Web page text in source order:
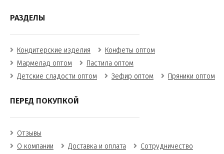
РАЗДЕЛЫ
Кондитерские изделия
Конфеты оптом
Мармелад оптом
Пастила оптом
Детские сладости оптом
Зефир оптом Пряники оптом
ПЕРЕД ПОКУПКОЙ
Отзывы
О компании
Доставка и оплата
Сотрудничество